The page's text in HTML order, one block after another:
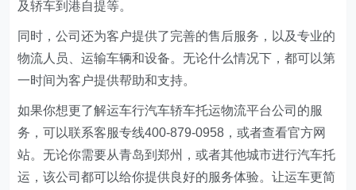
及轿车到港自提等。
同时，公司还为客户提供了完善的售后服务，以及专业的
物流人员、运输车辆和设备。无论什么情况下，都可以第
一时间为客户提供帮助和支持。
如果你想更了解运车行汽车轿车托运物流平台公司的服
务，可以联系客服专线400-879-0958，或者查看官方网
站。无论你需要从青岛到郑州，或者其他城市进行汽车托
运，该公司都可以给你提供良好的服务体验。让运车更简